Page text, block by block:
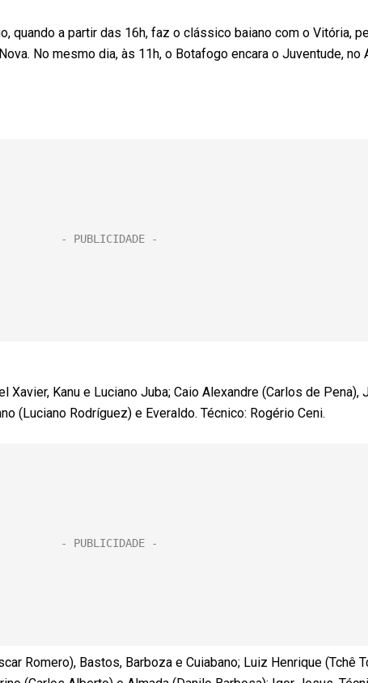
quando a partir das 16h, faz o clássico baiano com o Vitória,
No mesmo dia, às 11h, o Botafogo encara o Juventude, no
Xavier, Kanu e Luciano Juba; Caio Alexandre (Carlos de Pena),
(Luciano Rodríguez) e Everaldo. Técnico: Rogério Ceni.
Romero), Bastos, Barboza e Cuiabano; Luiz Henrique (Tchê